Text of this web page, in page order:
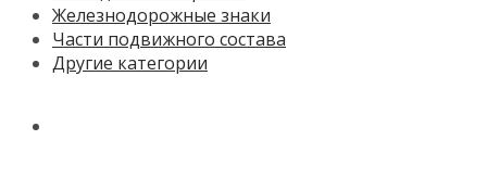
Железнодорожные знаки
Части подвижного состава
Другие категории